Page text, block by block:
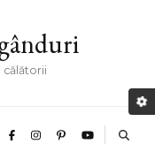
călătorii